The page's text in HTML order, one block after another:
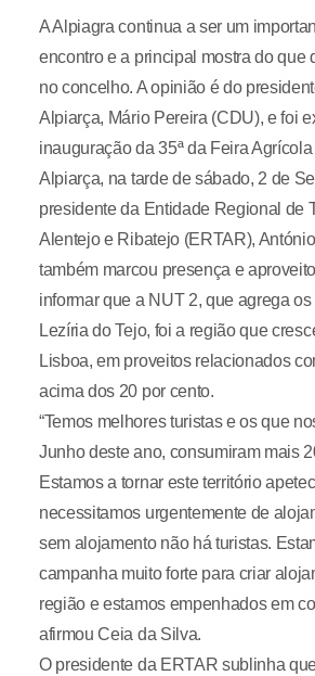
A Alpiagra continua a ser um
encontro e a principal mostra do que
no concelho. A opinião é do
Alpiarça, Mário Pereira (CDU), e foi
inauguração da 35ª da Feira
Alpiarça, na tarde de sábado, 2 de
presidente da Entidade Regional de
Alentejo e Ribatejo (ERTAR),
também marcou presença e
informar que a NUT 2, que agrega
Lezíria do Tejo, foi a região que
Lisboa, em proveitos relacionados
acima dos 20 por cento.
“Temos melhores turistas e os que
Junho deste ano, consumiram mais
Estamos a tornar este território
necessitamos urgentemente de
sem alojamento não há turistas.
campanha muito forte para criar
região e estamos empenhados em
afirmou Ceia da Silva.
O presidente da ERTAR sublinha